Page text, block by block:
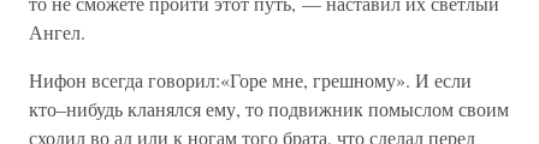
Ангел.
Нифон всегда говорил:«Горе мне, грешному». И если
кто–нибудь кланялся ему, то подвижник помыслом своим
сходил во ад или к ногам того брата, что сделал перед